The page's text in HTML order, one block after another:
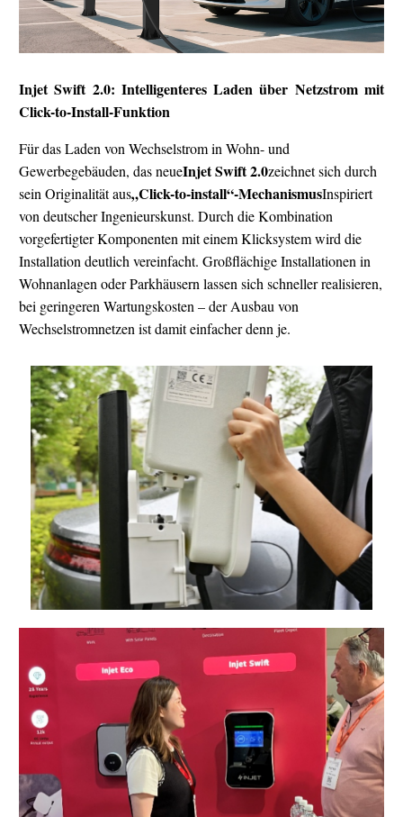
Injet Swift 2.0: Intelligenteres Laden über Netzstrom mit
Click-to-Install-Funktion
Für das Laden von Wechselstrom in Wohn- und
Gewerbegebäuden, das neueInjet Swift 2.0zeichnet sich durch
sein Originalität aus„Click-to-install“-MechanismusInspiriert
von deutscher Ingenieurskunst. Durch die Kombination
vorgefertigter Komponenten mit einem Klicksystem wird die
Installation deutlich vereinfacht. Großflächige Installationen in
Wohnanlagen oder Parkhäusern lassen sich schneller realisieren,
bei geringeren Wartungskosten – der Ausbau von
Wechselstromnetzen ist damit einfacher denn je.